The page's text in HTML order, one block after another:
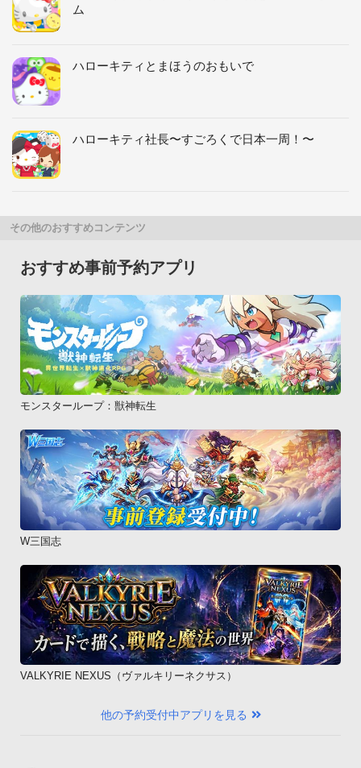
ム
ハローキティとまほうのおもいで
ハローキティ社長〜すごろくで日本一周！〜
その他のおすすめコンテンツ
おすすめ事前予約アプリ
モンスターループ：獣神転生
W三国志
VALKYRIE NEXUS（ヴァルキリーネクサス）
他の予約受付中アプリを見る